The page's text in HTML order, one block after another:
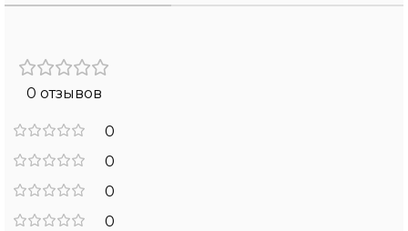
0 отзывов
0
0
0
0